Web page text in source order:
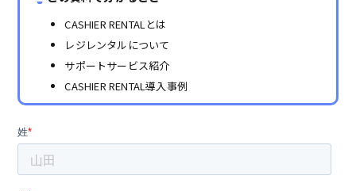
CASHIER RENTALとは
レジレンタルについて
サポートサービス紹介
CASHIER RENTAL導入事例